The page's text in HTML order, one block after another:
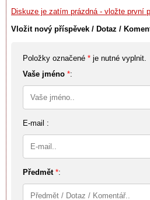
Diskuze je zatím prázdná - vložte první
Vložit nový příspěvek / Dotaz /
Položky označené * je nutné vyplnit.
Vaše jméno *:
E-mail :
Předmět *: